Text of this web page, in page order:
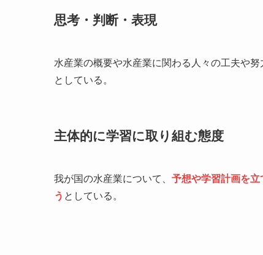
思考・判断・表現
水産業の概要や水産業に関わる人々の工夫や努
としている。
主体的に学習に取り組む態度
我が国の水産業について、 予想や学習計画を
う としている。